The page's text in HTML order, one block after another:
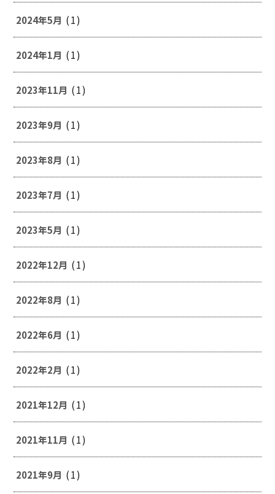
2024年5月 (1)
2024年1月 (1)
2023年11月 (1)
2023年9月 (1)
2023年8月 (1)
2023年7月 (1)
2023年5月 (1)
2022年12月 (1)
2022年8月 (1)
2022年6月 (1)
2022年2月 (1)
2021年12月 (1)
2021年11月 (1)
2021年9月 (1)